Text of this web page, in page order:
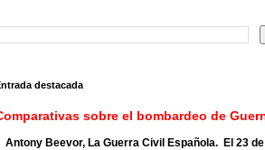
destacada
sobre el bombardeo de
Antony Beevor, La Guerra Civil Española. El 23